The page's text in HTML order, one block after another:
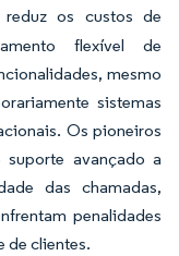
os custos de
flexível de
mesmo
sistemas
Os pioneiros
avançado a
das chamadas,
penalidades
de clientes.